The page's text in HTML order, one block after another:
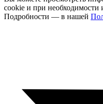
cookie и при необходимости
Подробности — в нашей